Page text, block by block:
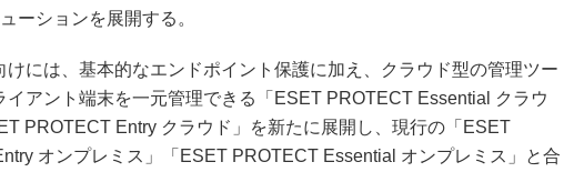
ーションを展開する。
には、基本的なエンドポイント保護に加え、クラウド型の管理ツー
イアント端末を一元管理できる「ESET PROTECT Essential クラウ
PROTECT Entry クラウド」を新たに展開し、現行の「ESET
オンプレミス」「ESET PROTECT Essential オンプレミス」と合